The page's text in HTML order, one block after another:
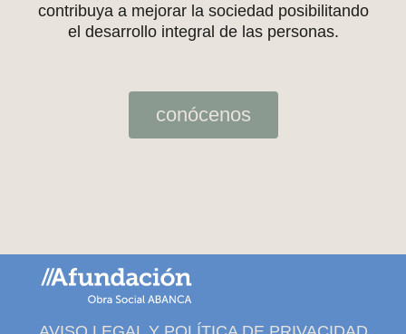
contribuya a mejorar la sociedad posibilitando
el desarrollo integral de las personas.
conócenos